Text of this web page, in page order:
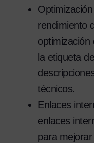
rendimiento
optimización
la etiqueta
técnicos.
Enlaces
enlaces
para